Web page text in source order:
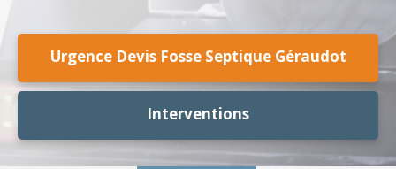
Urgence Devis Fosse Septique Géraudot
Interventions